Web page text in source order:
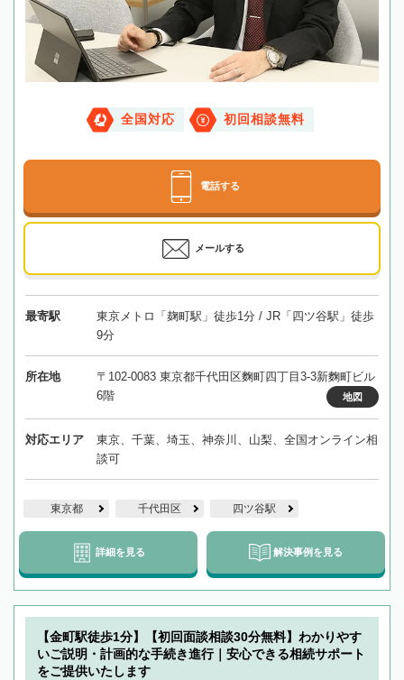
全国対応 初回相談無料
電話する
メールする
最寄駅
東京メトロ「麹町駅」徒歩1分 / JR「四ツ谷駅」徒歩
9分
所在地
〒102-0083 東京都千代田区麴町四丁目3-3新麴町ビル
6階
地図
対応エリア
東京、千葉、埼玉、神奈川、山梨、全国オンライン相
談可
東京都 千代田区 四ツ谷駅
詳細を見る 解決事例を見る
【金町駅徒歩1分】【初回面談相談30分無料】わかりやす
いご説明・計画的な手続き進行｜安心できる相続サポート
をご提供いたします